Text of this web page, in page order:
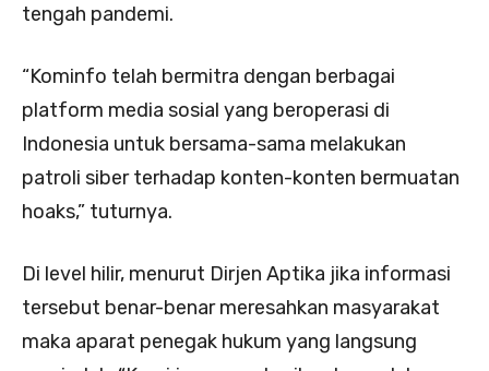
tengah pandemi.
“Kominfo telah bermitra dengan berbagai
platform media sosial yang beroperasi di
Indonesia untuk bersama-sama melakukan
patroli siber terhadap konten-konten bermuatan
hoaks,” tuturnya.
Di level hilir, menurut Dirjen Aptika jika informasi
tersebut benar-benar meresahkan masyarakat
maka aparat penegak hukum yang langsung